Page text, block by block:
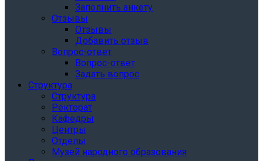
Заполнить анкету
Отзывы
Отзывы
Добавить отзыв
Вопрос-ответ
Вопрос-ответ
Задать вопрос
Структура
Структура
Ректорат
Кафедры
Центры
Отделы
Музей народного образования